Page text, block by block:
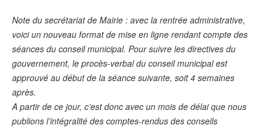
Note du secrétariat de Mairie : avec la rentrée administrative,
voici un nouveau format de mise en ligne rendant compte des
séances du conseil municipal. Pour suivre les directives du
gouvernement, le procès-verbal du conseil municipal est
approuvé au début de la séance suivante, soit 4 semaines
après.
A partir de ce jour, c’est donc avec un mois de délai que nous
publions l’intégralité des comptes-rendus des conseils